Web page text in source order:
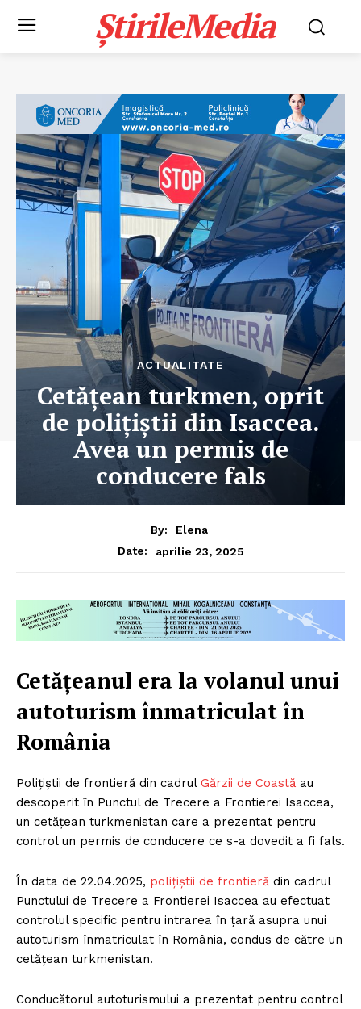
ȘtirileMedia
ACTUALITATE
Cetățean turkmen, oprit
de polițiștii din Isaccea.
Avea un permis de
conducere fals
By:
Elena
Date:
aprilie 23, 2025
Cetățeanul era la volanul unui
autoturism înmatriculat în
România
Poliţiştii de frontieră din cadrul Gărzii de Coastă au
descoperit în Punctul de Trecere a Frontierei Isaccea,
un cetățean turkmenistan care a prezentat pentru
control un permis de conducere ce s-a dovedit a fi fals.
În data de 22.04.2025, polițiștii de frontieră din cadrul
Punctului de Trecere a Frontierei Isaccea au efectuat
controlul specific pentru intrarea în țară asupra unui
autoturism înmatriculat în România, condus de către un
cetățean turkmenistan.
Conducătorul autoturismului a prezentat pentru control